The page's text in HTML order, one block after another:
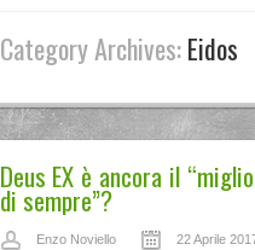
Category Archives:Eidos
Deus EX è ancora il
di sempre”?
Enzo Noviello 22 Aprile